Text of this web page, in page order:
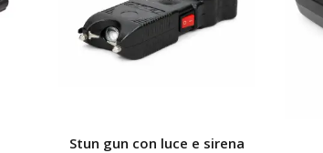
Stun gun con luce e sirena